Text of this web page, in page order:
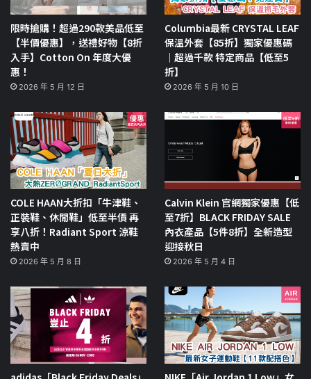
限時搶購！超過290款美品低至
【半價優惠】，送禮好物【8折
入手】Cotton On 年度大優
惠！
2026 年 5 月 12 日
Columbia最新 CRYSTAL LEAF
保溫外套【85折】獨家優惠碼
｜超過千款 特定商品【低至5
折】
2026 年 5 月 10 日
COLE HAAN大折扣「牛津鞋、
正裝鞋、休閒鞋」低至半價 再
享八折！Radiant Sport 涼鞋
熱賣中
2026 年 5 月 8 日
Calvin Klein 官網獨家優惠【低
至7折】BLACK FRIDAY SALE
內衣產品【5件8折】全新造型
迎接秋日
2026 年 5 月 4 日